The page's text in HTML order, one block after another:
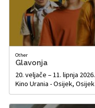
Other
Glavonja
20. veljače – 11. lipnja 2026.
Kino Urania - Osijek, Osijek